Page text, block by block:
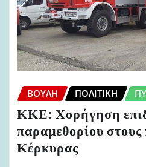
ΒΟΥΛΉ ΠΟΛΙΤΙΚΉ
ΚΚΕ: Χορήγηση
παραμεθορίου
Κέρκυρας